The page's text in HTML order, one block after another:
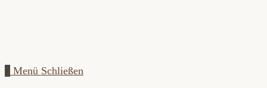
0 Menü Schließen